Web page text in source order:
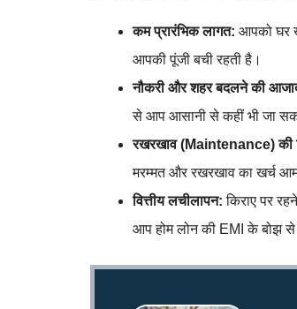
कम प्रारंभिक लागत: आपको घर
आपकी पूंजी बची रहती है।
नौकरी और शहर बदलने की
से आप आसानी से कहीं भी जा
रखरखाव (Maintenance) की
मरम्मत और रखरखाव का खर्च
वित्तीय लचीलापन: किराए पर
आप होम लोन की EMI के बोझ से